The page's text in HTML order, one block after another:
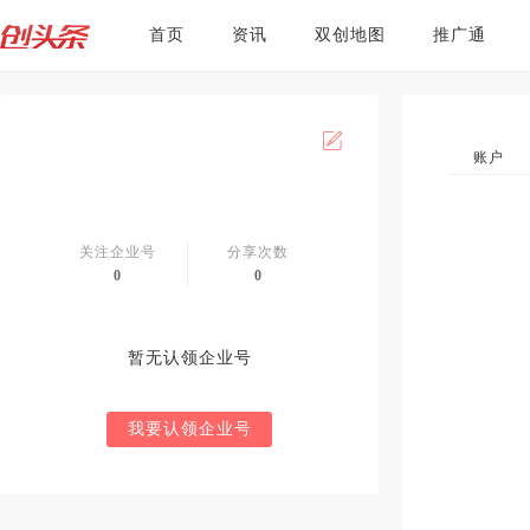
首页 资讯 双创地图 推广通
关注企业号
0
分享次数
0
暂无认领企业号
我要认领企业号
账户